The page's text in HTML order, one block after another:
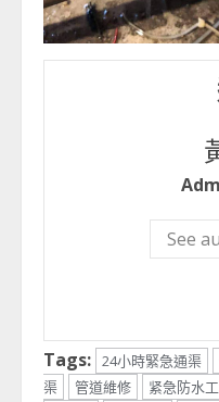
See
Tags: 24小時緊急通渠
渠
管道維修 紧急防水